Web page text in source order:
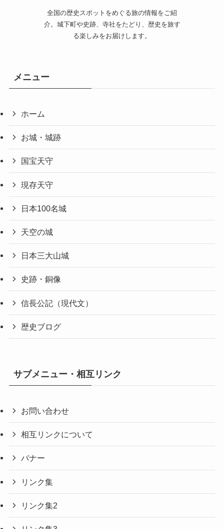
全国の歴史スポットをめぐる旅の情報をご紹
介。城下町や史跡、寺社をたどり、歴史を旅す
る楽しみをお届けします。
メニュー
ホーム
お城・城跡
国宝天守
現存天守
日本100名城
天空の城
日本三大山城
史跡・銅像
信長公記（現代文）
歴史ブログ
サブメニュー・相互リンク
お問い合わせ
相互リンクについて
バナー
リンク集
リンク集2